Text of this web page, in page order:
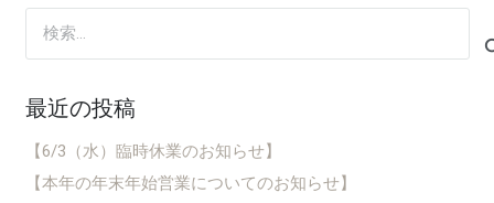
最近の投稿
【6/3（水）臨時休業のお知らせ】
【本年の年末年始営業についてのお知らせ】